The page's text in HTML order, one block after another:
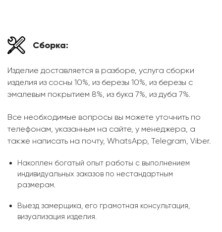
Сборка:
Изделие доставляется в разборе, услуга сборки
изделия из сосны 10%, из березы 10%, из березы с
эмалевым покрытием 8%, из бука 7%, из дуба 7%.
Все необходимые вопросы вы можете уточнить по
телефонам, указанным на сайте, у менеджера, а
также написать на почту, WhatsApp, Telegram, Viber.
Накоплен богатый опыт работы с выполнением
индивидуальных заказов по нестандартным
размерам.
Выезд замерщика, его грамотная консультация,
визуализация изделия.